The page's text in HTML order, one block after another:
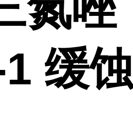
缓蚀